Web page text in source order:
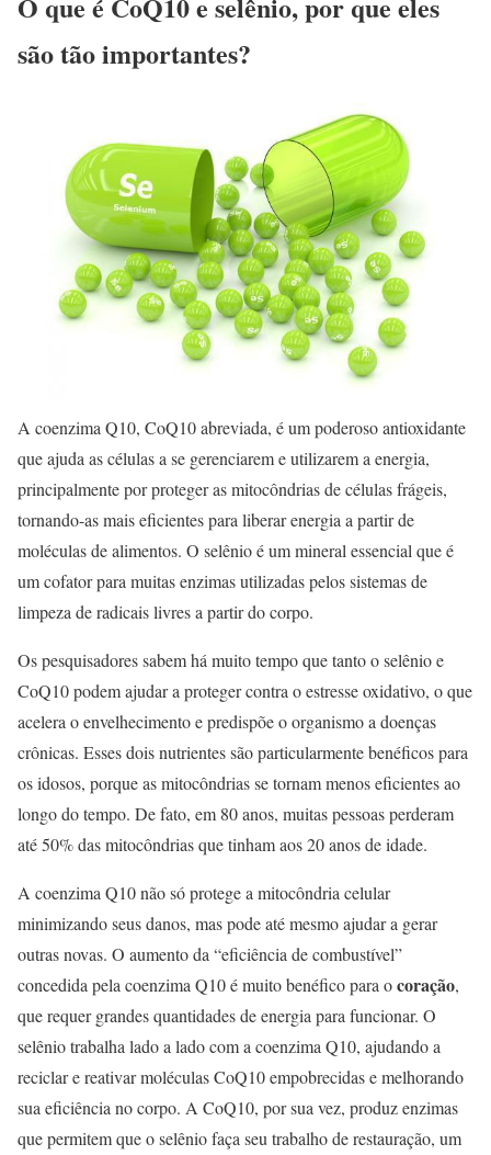
são tão importantes?
A coenzima Q10, CoQ10 abreviada, é um poderoso antioxidante
que ajuda as células a se gerenciarem e utilizarem a energia,
principalmente por proteger as mitocôndrias de células frágeis,
tornando-as mais eficientes para liberar energia a partir de
moléculas de alimentos. O selênio é um mineral essencial que é
um cofator para muitas enzimas utilizadas pelos sistemas de
limpeza de radicais livres a partir do corpo.
Os pesquisadores sabem há muito tempo que tanto o selênio e
CoQ10 podem ajudar a proteger contra o estresse oxidativo, o que
acelera o envelhecimento e predispõe o organismo a doenças
crônicas. Esses dois nutrientes são particularmente benéficos para
os idosos, porque as mitocôndrias se tornam menos eficientes ao
longo do tempo. De fato, em 80 anos, muitas pessoas perderam
até 50% das mitocôndrias que tinham aos 20 anos de idade.
A coenzima Q10 não só protege a mitocôndria celular
minimizando seus danos, mas pode até mesmo ajudar a gerar
outras novas. O aumento da “eficiência de combustível”
concedida pela coenzima Q10 é muito benéfico para ocoração,
que requer grandes quantidades de energia para funcionar. O
selênio trabalha lado a lado com a coenzima Q10, ajudando a
reciclar e reativar moléculas CoQ10 empobrecidas e melhorando
sua eficiência no corpo. A CoQ10, por sua vez, produz enzimas
que permitem que o selênio faça seu trabalho de restauração, um